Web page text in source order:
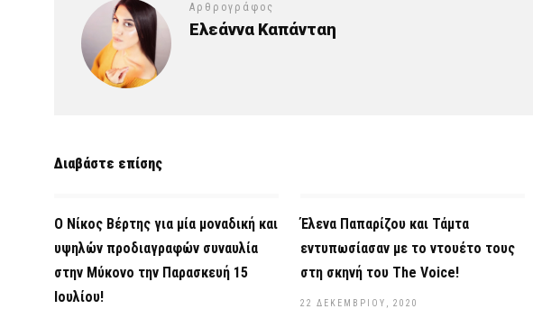
Αρθρογράφος
Ελεάννα Καπάνταη
Διαβάστε επίσης
Ο Νίκος Βέρτης για μία μοναδική και
υψηλών προδιαγραφών συναυλία
στην Μύκονο την Παρασκευή 15
Ιουλίου!
Έλενα Παπαρίζου και Τάμτα
εντυπωσίασαν με το ντουέτο τους
στη σκηνή του The Voice!
22 ΔΕΚΕΜΒΡΊΟΥ, 2020